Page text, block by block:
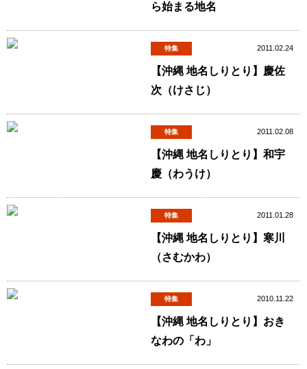
ら始まる地名
特集 2011.02.24
【沖縄 地名しりとり】慶佐
次（けさじ）
特集 2011.02.08
【沖縄 地名しりとり】和宇
慶（わうけ）
特集 2011.01.28
【沖縄 地名しりとり】寒川
（さむかわ）
特集 2010.11.22
【沖縄 地名しりとり】おき
なわの「わ」